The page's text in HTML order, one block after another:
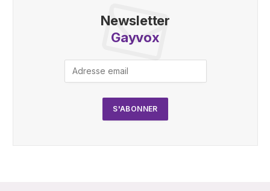
Newsletter
Gayvox